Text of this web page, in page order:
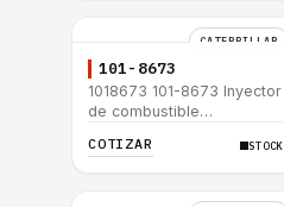
CATERPILLAR
101-8673
1018673 101-8673 Inyector
de combustible
3114 3116
COTIZAR STOCK